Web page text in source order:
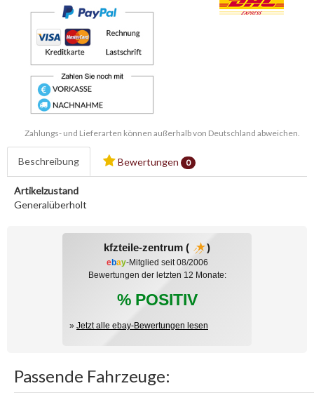
Zahlungs- und Lieferarten können außerhalb von Deutschland abweichen.
Beschreibung Bewertungen 0
Artikelzustand
Generalüberholt
kfzteile-zentrum ( )
ebay-Mitglied seit 08/2006
Bewertungen der letzten 12 Monate:
% POSITIV
» Jetzt alle ebay-Bewertungen lesen
Passende Fahrzeuge: